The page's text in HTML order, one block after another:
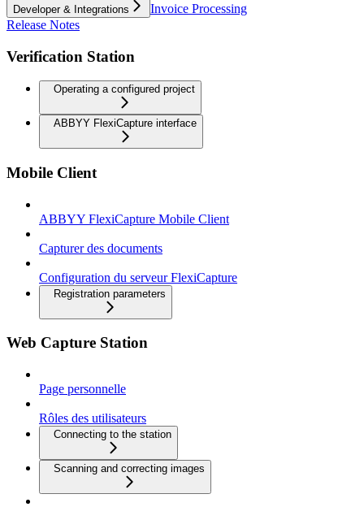
Developer & Integrations
Invoice Processing
Release Notes
Verification Station
Operating a configured project
ABBYY FlexiCapture interface
Mobile Client
ABBYY FlexiCapture Mobile Client
Capturer des documents
Configuration du serveur FlexiCapture
Registration parameters
Web Capture Station
Page personnelle
Rôles des utilisateurs
Connecting to the station
Scanning and correcting images